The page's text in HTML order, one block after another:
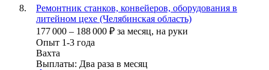
Ремонтник станков, конвейеров, оборудования в
литейном цехе (Челябинская область)
177 000 – 188 000 ₽ за месяц, на руки
Опыт 1-3 года
Вахта
Выплаты: Два раза в месяц